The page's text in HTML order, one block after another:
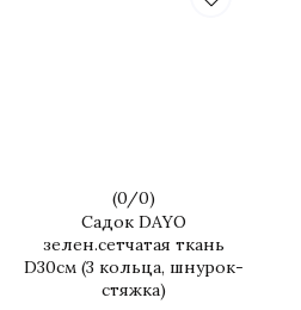
(0/0)
Садок DAYO
зелен.сетчатая ткань
D30см (3 кольца, шнурок-
стяжка)